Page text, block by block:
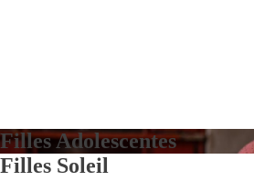
Filles Adolescentes
Filles Soleil